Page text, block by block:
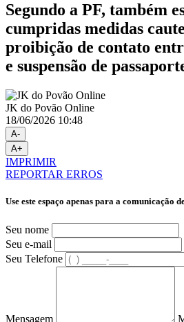
Segundo a PF, também
cumpridas medidas
proibição de contato
e suspensão de
JK do Povão Online
18/06/2026 10:48
A-
A+
IMPRIMIR
REPORTAR ERROS
Use este espaço apenas para a comunicação
Seu nome
Seu e-mail
Seu Telefone
Mensagem